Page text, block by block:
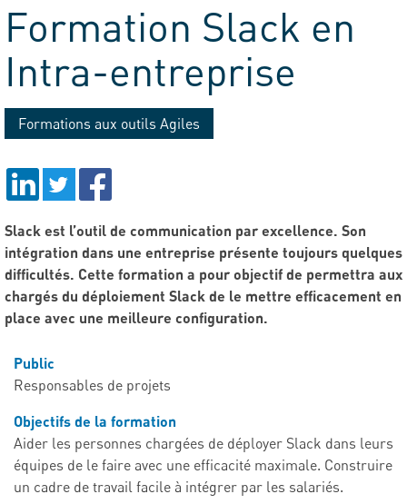
Tribune
Formation Slack en
Intra-entreprise
Formations aux outils Agiles
Slack est l’outil de communication par excellence. Son
intégration dans une entreprise présente toujours quelques
difficultés. Cette formation a pour objectif de permettra aux
chargés du déploiement Slack de le mettre efficacement en
place avec une meilleure configuration.
Public
Responsables de projets
Objectifs de la formation
Aider les personnes chargées de déployer Slack dans leurs
équipes de le faire avec une efficacité maximale. Construire
un cadre de travail facile à intégrer par les salariés.